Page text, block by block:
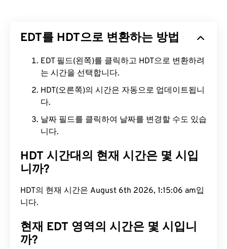
EDT를 HDT으로 변환하는 방법
EDT 필드(왼쪽)를 클릭하고 HDT으로 변환하려
는 시간을 선택합니다.
HDT(오른쪽)의 시간은 자동으로 업데이트됩니
다.
날짜 필드를 클릭하여 날짜를 변경할 수도 있습
니다.
HDT 시간대의 현재 시간은 몇 시입
니까?
HDT의 현재 시간은 August 6th 2026, 1:15:07 am입
니다.
현재 EDT 영역의 시간은 몇 시입니
까?